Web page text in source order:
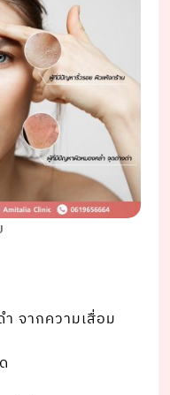
จากความเสื่อม